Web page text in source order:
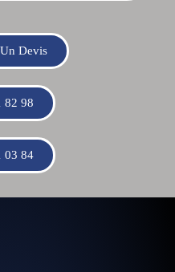
Devis
82 98
03 84